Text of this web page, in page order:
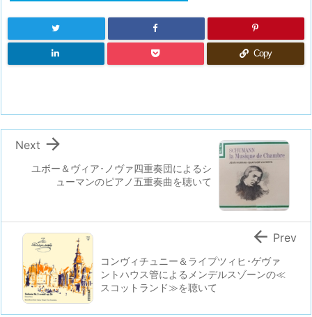
Copy
ユボー＆ヴィア･ノヴァ四重奏団によるシ
ューマンのピアノ五重奏曲を聴いて

Next
コンヴィチュニー＆ライプツィヒ･ゲヴァ
ントハウス管によるメンデルスゾーンの≪
スコットランド≫を聴いて
 Prev